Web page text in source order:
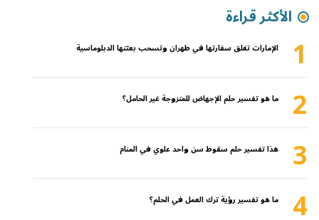
الأكثر قراءة
1 الإمارات تغلق سفارتها في طهران وتسحب بعثتها الدبلوماسية
2 ما هو تفسير حلم الإجهاض للمتزوجة غير الحامل؟
3 هذا تفسير حلم سقوط سن واحد علوي في المنام
4 ما هو تفسير رؤية ترك العمل في الحلم؟